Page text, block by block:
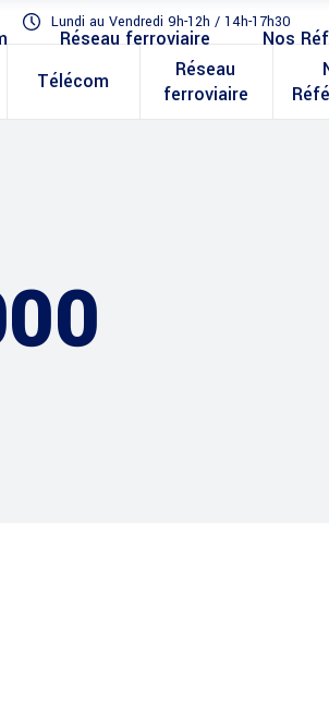
Lundi au Vendredi 9h-12h / 14h-17h30
Télécom
Réseau
ferroviaire
Réseau ferroviaire Nos